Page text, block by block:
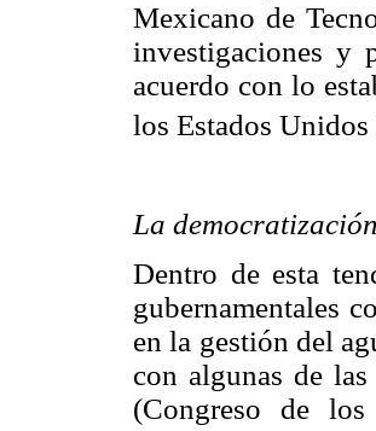
Mexicano de
investigaciones y
acuerdo con lo
los Estados
La democratización
Dentro de esta
gubernamentales
en la gestión del
con algunas de
(Congreso de